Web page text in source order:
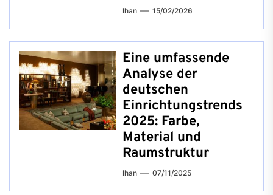
Ihan 15/02/2026
Eine umfassende
Analyse der
deutschen
Einrichtungstrends
2025: Farbe,
Material und
Raumstruktur
Ihan 07/11/2025